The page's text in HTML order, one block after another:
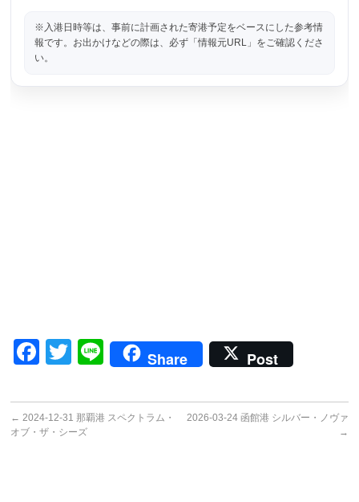
※入港日時等は、事前に計画された寄港予定をベースにした参考情
報です。お出かけなどの際は、必ず「情報元URL」をご確認くださ
い。
Facebook
Twitter
LineShare Post
← 2024-12-31 那覇港 スペクトラム・
オブ・ザ・シーズ
2026-03-24 函館港 シルバー・ノヴァ
→